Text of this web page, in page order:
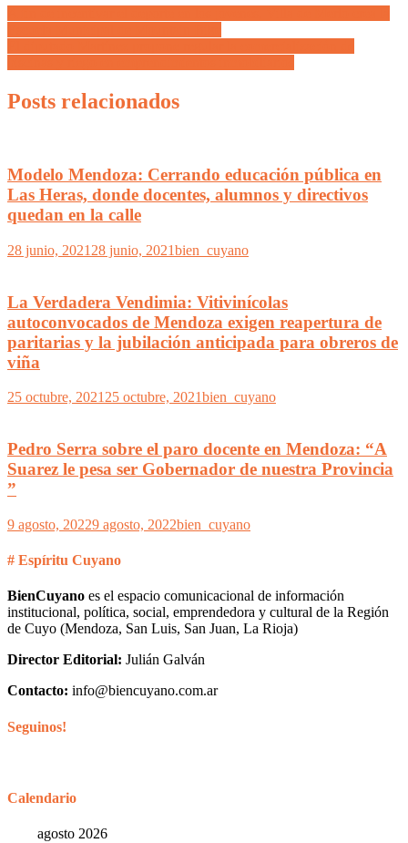
Posts relacionados
Modelo Mendoza: Cerrando educación pública en
Las Heras, donde docentes, alumnos y directivos
quedan en la calle
28 junio, 2021 28 junio, 2021bien_cuyano
La Verdadera Vendimia: Vitivinícolas
autoconvocados de Mendoza exigen reapertura de
paritarias y la jubilación anticipada para obreros de
viña
25 octubre, 2021 25 octubre, 2021bien_cuyano
Pedro Serra sobre el paro docente en Mendoza: “A
Suarez le pesa ser Gobernador de nuestra Provincia
”
9 agosto, 20229 agosto, 2022bien_cuyano
# Espíritu Cuyano
BienCuyano es el espacio comunicacional de información
institucional, política, social, emprendedora y cultural de la Región
de Cuyo (Mendoza, San Luis, San Juan, La Rioja)
Director Editorial: Julián Galván
Contacto: info@biencuyano.com.ar
Seguinos!
Calendario
agosto 2026